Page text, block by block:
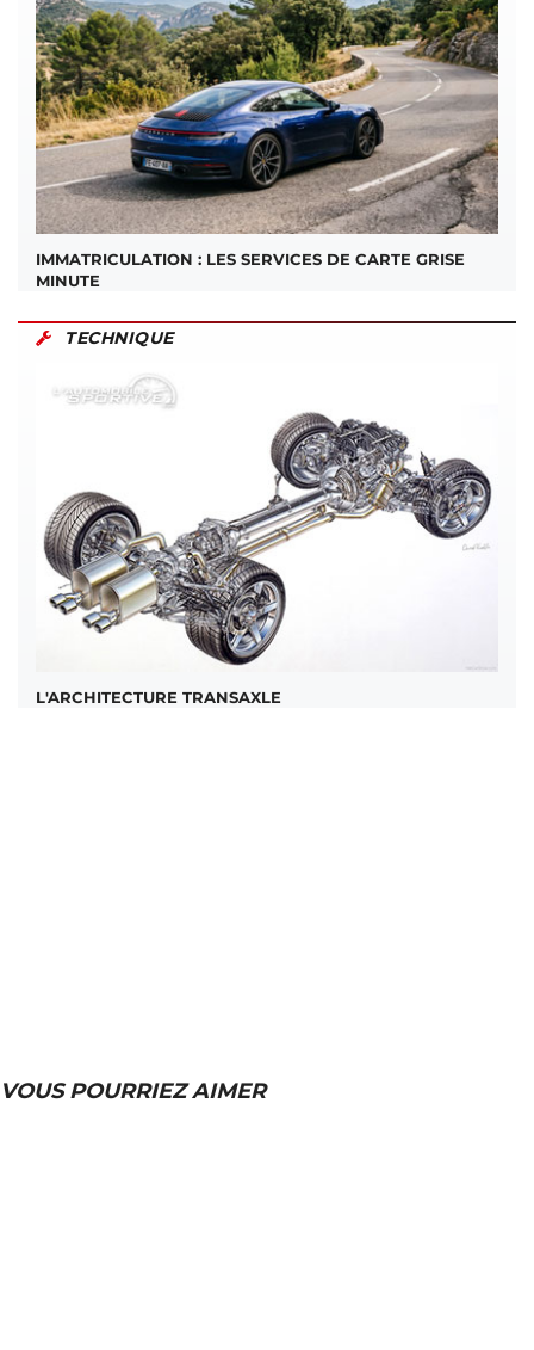
IMMATRICULATION : LES SERVICES DE CARTE GRISE
MINUTE
TECHNIQUE
L'ARCHITECTURE TRANSAXLE
VOUS POURRIEZ AIMER